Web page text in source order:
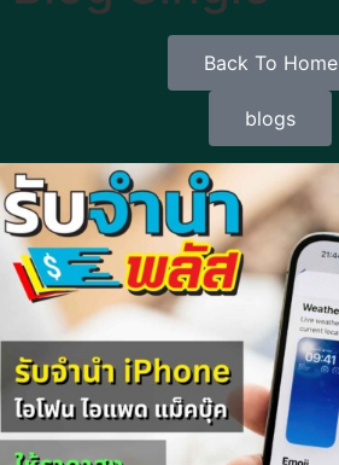
Back To Home
blogs